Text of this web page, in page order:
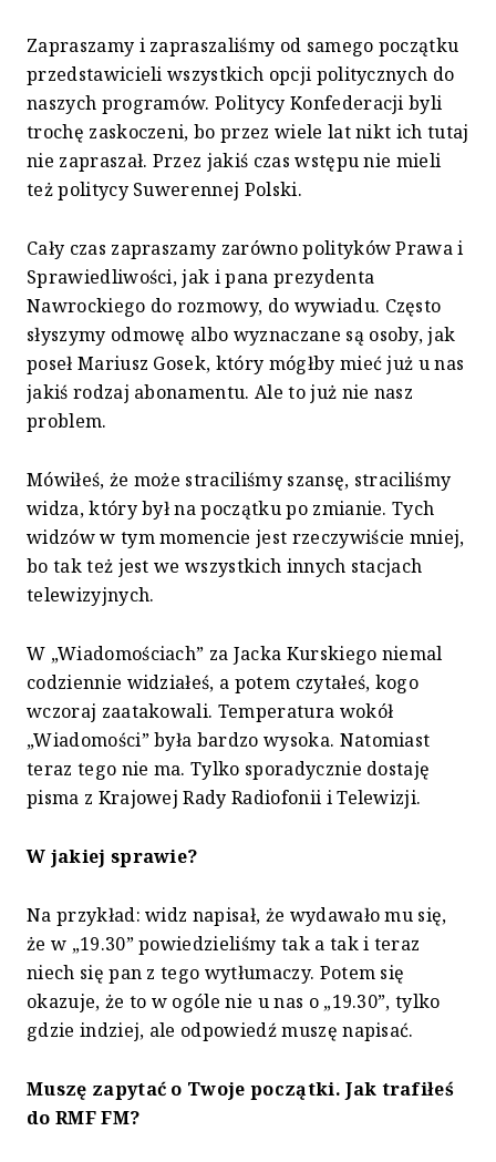
Zapraszamy i zapraszaliśmy od samego początku
przedstawicieli wszystkich opcji politycznych do
naszych programów. Politycy Konfederacji byli
trochę zaskoczeni, bo przez wiele lat nikt ich tutaj
nie zapraszał. Przez jakiś czas wstępu nie mieli
też politycy Suwerennej Polski.
Cały czas zapraszamy zarówno polityków Prawa i
Sprawiedliwości, jak i pana prezydenta
Nawrockiego do rozmowy, do wywiadu. Często
słyszymy odmowę albo wyznaczane są osoby, jak
poseł Mariusz Gosek, który mógłby mieć już u nas
jakiś rodzaj abonamentu. Ale to już nie nasz
problem.
Mówiłeś, że może straciliśmy szansę, straciliśmy
widza, który był na początku po zmianie. Tych
widzów w tym momencie jest rzeczywiście mniej,
bo tak też jest we wszystkich innych stacjach
telewizyjnych.
W „Wiadomościach” za Jacka Kurskiego niemal
codziennie widziałeś, a potem czytałeś, kogo
wczoraj zaatakowali. Temperatura wokół
„Wiadomości” była bardzo wysoka. Natomiast
teraz tego nie ma. Tylko sporadycznie dostaję
pisma z Krajowej Rady Radiofonii i Telewizji.
W jakiej sprawie?
Na przykład: widz napisał, że wydawało mu się,
że w „19.30” powiedzieliśmy tak a tak i teraz
niech się pan z tego wytłumaczy. Potem się
okazuje, że to w ogóle nie u nas o „19.30”, tylko
gdzie indziej, ale odpowiedź muszę napisać.
Muszę zapytać o Twoje początki. Jak trafiłeś
do RMF FM?